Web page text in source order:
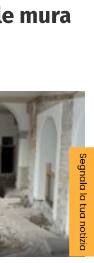
mura
Segnala la tua notizia